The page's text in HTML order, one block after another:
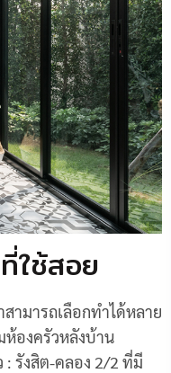
ใช้สอย
ามารถเลือกทำได้หลาย
ห้องครัวหลังบ้าน
: รังสิต-คลอง 2/2 ที่มี